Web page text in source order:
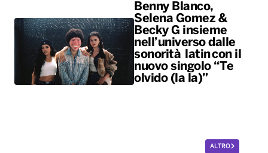
Benny Blanco,
Selena Gomez &
Becky G insieme
nell’universo dalle
sonorità latin con il
nuovo singolo “Te
olvido (la la)”
ALTRO